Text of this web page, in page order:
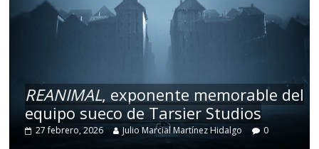
REANIMAL, exponente memorable del
equipo sueco de Tarsier Studios
27 febrero, 2026 Julio Marcial Martínez Hidalgo 0